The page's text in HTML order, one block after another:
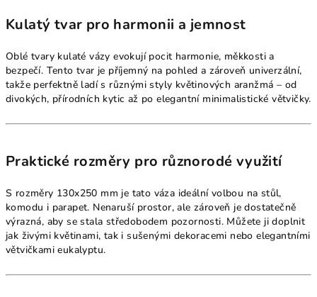
Kulatý tvar pro harmonii a jemnost
Oblé tvary kulaté vázy evokují pocit harmonie, měkkosti a
bezpečí. Tento tvar je příjemný na pohled a zároveň univerzální,
takže perfektně ladí s různými styly květinových aranžmá – od
divokých, přírodních kytic až po elegantní minimalistické větvičky.
Praktické rozměry pro různorodé využití
S rozměry 130x250 mm je tato váza ideální volbou na stůl,
komodu i parapet. Nenaruší prostor, ale zároveň je dostatečně
výrazná, aby se stala středobodem pozornosti. Můžete ji doplnit
jak živými květinami, tak i sušenými dekoracemi nebo elegantními
větvičkami eukalyptu.